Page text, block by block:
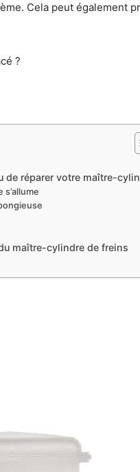
Cela peut également
?
de réparer votre maître-
maître-cylindre de freins